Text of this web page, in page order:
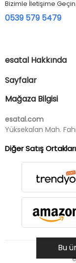
Bu
Bizimle İletişime Geçin
0539 579 5479
esatal Hakkında
Sayfalar
Mağaza Bilgisi
esatal.com
Yüksekalan Mah.
Diğer Satış